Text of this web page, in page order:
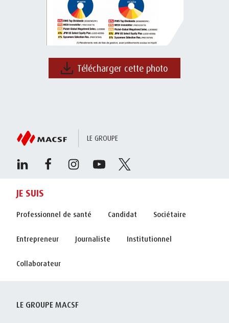
Télécharger cette photo
LE GROUPE
JE SUIS
Professionnel de santé Candidat Sociétaire
Entrepreneur Journaliste Institutionnel
Collaborateur
LE GROUPE MACSF